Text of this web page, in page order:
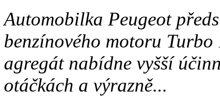
Automobilka Peugeot
benzínového motoru
agregát nabídne vyšší
otáčkách a výrazně...